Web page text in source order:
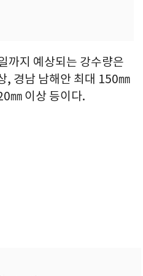
까지 예상되는 강수량은
, 경남 남해안 최대 150㎜
㎜ 이상 등이다.